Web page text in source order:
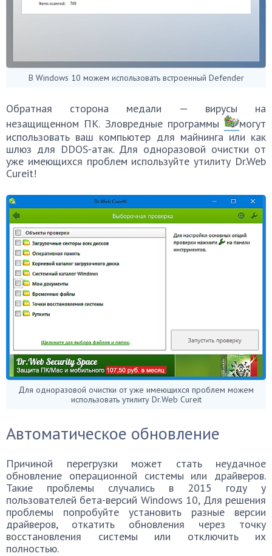
В Windows 10 можем использовать встроенный Defender
Обратная сторона медали — вирусы на
незащищенном ПК. Зловредные программы
могут
использовать ваш компьютер для майнинга или как
шлюз для DDOS-атак. Для одноразовой очистки от
уже имеющихся проблем используйте утилиту Dr.Web
Cureit!
Для одноразовой очистки от уже имеющихся проблем можем
использовать утилиту Dr.Web Cureit
Автоматическое обновление
Причиной перегрузки может стать неудачное
обновление операционной системы или драйверов.
Такие проблемы случались в 2015 году у
пользователей бета-версий Windows 10, Для решения
проблемы попробуйте установить разные версии
драйверов, откатить обновления через точку
восстановления системы или отключить их
полностью.